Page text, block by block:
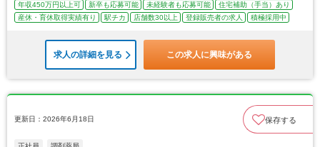
年収450万円以上可 新卒も応募可能 未経験者も応募可能
住宅補助（手当）あり
産休・育休取得実績有り
駅チカ 店舗数30以上 登録販売者の求人 積極採用中
求人の詳細を見る この求人に興味がある
更新日：2026年6月18日 保存する